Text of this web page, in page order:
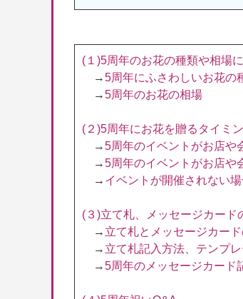
(１)5周年のお花の種類や相場
→5周年にふさわしいお花の
→5周年のお花の相場
(２)5周年にお花を贈るタイミ
→5周年のイベントがお店や
→5周年のイベントがお店や
→ イベントが開催されない
(３)立て札、メッセージカード
→ 立て札とメッセージカー
→ 立て札記入方法、テンプレ
→5周年のメッセージカード